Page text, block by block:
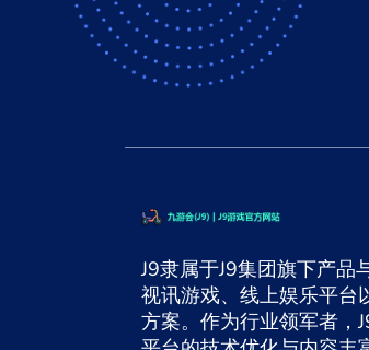
J9隶属于J9集团旗下产品
视讯游戏、线上娱乐平台
方案。作为行业领军者，